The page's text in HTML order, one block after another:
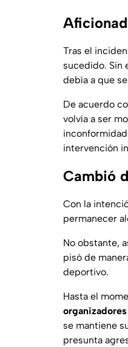
Tras el
sucedido. Sin
debía a que
De acuerdo
volvía a ser
intervención
Cambió
Con la
permanecer
No obstante,
pisó de
deportivo.
Hasta el
organizadores
se mantiene
presunta